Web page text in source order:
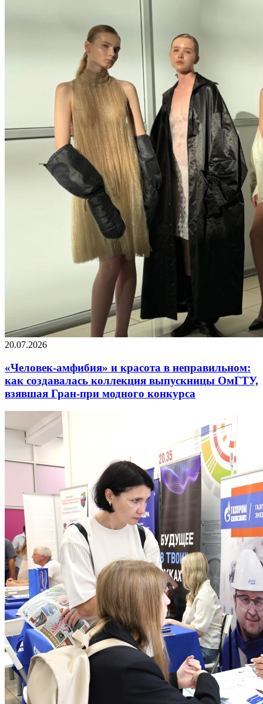
20.07.2026
«Человек-амфибия» и красота в неправильном:
как создавалась коллекция выпускницы ОмГТУ,
взявшая Гран-при модного конкурса